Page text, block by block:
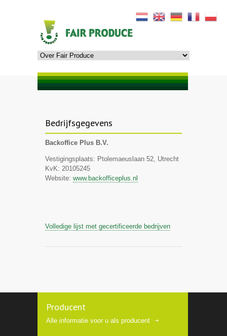
Bedrijfsgegevens
Backoffice Plus B.V.
Vestigingsplaats: Ptolemaeuslaan 52, Utrecht
KvK: 20105245
Website: www.backofficeplus.nl
Volledige lijst met gecertificeerde bedrijven
Producent
Alle informatie voor u als producent